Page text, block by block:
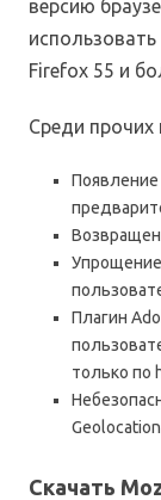
версию
Firefox 55 и
Среди прочих
Появление
Плагин
только по
Geolocation
Скачать